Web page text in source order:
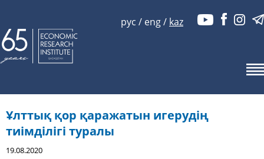
рус / eng/ kaz
Ұлттық қор қаражатын игерудің
тиімділігі туралы
19.08.2020